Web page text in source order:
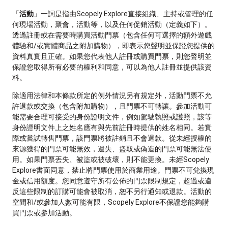
「活動 」一詞是指由Scopely Explore直接組織、主持或管理的任
何現場活動，聚會，活動等，以及任何促銷活動（定義如下）。
透過註冊或在需要時購買活動門票（包含任何可選擇的額外遊戲
體驗和/或實體商品之附加購物），即表示您聲明並保證您提供的
資料真實且正確。如果您代表他人註冊或購買門票，則您聲明並
保證您取得所有必要的權利和同意，可以為他人註冊並提供該資
料。
除適用法律和本條款所定的例外情況另有規定外，活動門票不允
許退款或交換（包含附加購物），且門票不可轉讓。參加活動可
能需要合理可接受的身份證明文件，例如駕駛執照或護照，該等
身份證明文件上之姓名應有與先前註冊時提供的姓名相同。若實
際或嘗試轉售門票，該門票將被註銷且不會退款。從未經授權的
來源獲得的門票可能無效，遺失、盜取或偽造的門票可能無法使
用。如果門票丟失、被盜或被破壞，則不能更換。未經Scopely
Explore書面同意，禁止將門票使用於商業用途。門票不可兌換現
金或信用額度。您同意遵守所有公佈的門票限制規定，超過或違
反這些限制的訂購可能會被取消，恕不另行通知或退款。活動的
空間和/或參加人數可能有限，Scopely Explore不保證您能夠購
買門票或參加活動。